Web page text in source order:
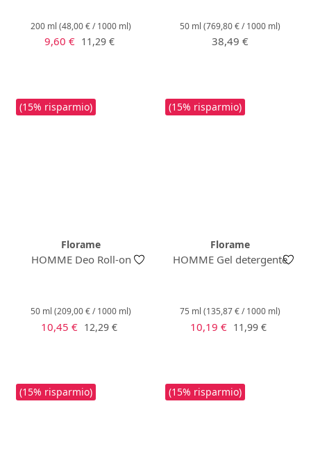
200 ml (48,00 € / 1000 ml)
Prezzo di vendita:
9,60 € Prezzo normale:
11,29 €
50 ml (769,80 € / 1000 ml)
Prezzo normale:
38,49 €
(15% risparmio)
Florame
HOMME Deo Roll-on
50 ml (209,00 € / 1000 ml)
Prezzo di vendita:
10,45 € Prezzo normale:
12,29 €
(15% risparmio)
Florame
HOMME Gel detergente
75 ml (135,87 € / 1000 ml)
Prezzo di vendita:
10,19 € Prezzo normale:
11,99 €
(15% risparmio) (15% risparmio)